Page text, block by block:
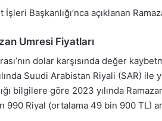
İşleri Başkanlığı’nca açıklanan
Umresi Fiyatları
dolar karşısında değer
Suudi Arabistan Riyali (SAR) ile
bilgilere göre 2023 yılında
990 Riyal (ortalama 49 bin 900 TL)